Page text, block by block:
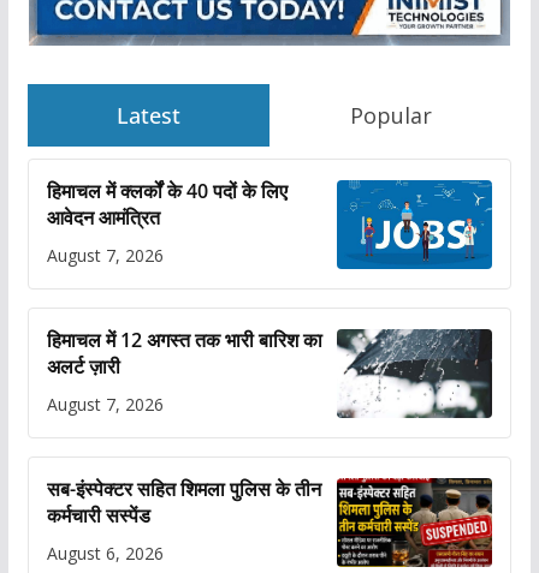
Latest Popular
हिमाचल में क्लर्कों के 40 पदों के लिए
आवेदन आमंत्रित
August 7, 2026
हिमाचल में 12 अगस्त तक भारी बारिश का
अलर्ट ज़ारी
August 7, 2026
सब-इंस्पेक्टर सहित शिमला पुलिस के तीन
कर्मचारी सस्पेंड
August 6, 2026